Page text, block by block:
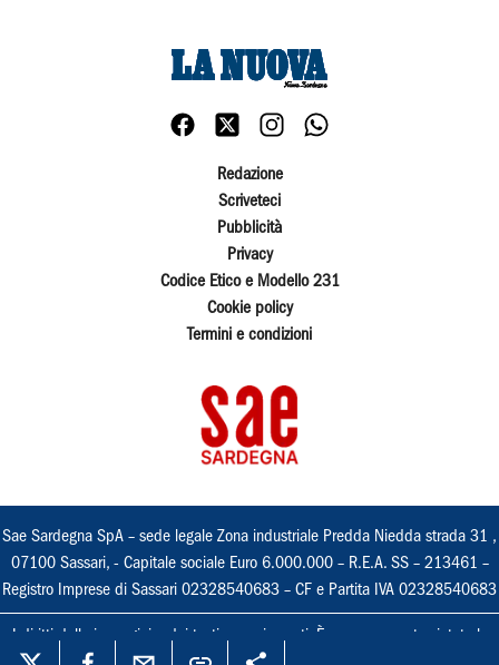
Redazione
Scriveteci
Pubblicità
Privacy
Codice Etico e Modello 231
Cookie policy
Termini e condizioni
Sae Sardegna SpA – sede legale Zona industriale Predda Niedda strada 31 ,
07100 Sassari, - Capitale sociale Euro 6.000.000 – R.E.A. SS – 213461 –
Registro Imprese di Sassari 02328540683 – CF e Partita IVA 02328540683
I diritti delle immagini e dei testi sono riservati. È espressamente vietata la